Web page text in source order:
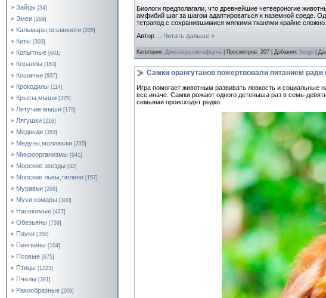
Зайцы [34]
Змеи [269]
Кальмары,осьминоги [205]
Киты [303]
Копытные [601]
Кораллы [163]
Кошачьи [837]
Крокодилы [114]
Крысы,мыши [375]
Летучие мыши [179]
Лягушки [216]
Медведи [353]
Медузы,моллюски [235]
Микроорганизмы [641]
Морские звезды [42]
Морские львы,тюлени [157]
Муравьи [269]
Мухи,комары [300]
Насекомые [427]
Обезьяны [739]
Пауки [350]
Пингвины [104]
Псовые [675]
Птицы [1223]
Пчелы [391]
Ракообразные [209]
Биологи предполагали, что древнейшие четвероногие
амфибий шаг за шагом адаптироваться к наземной среде.
тетрапод с сохранившимися мягкими тканями крайне сложно.
Автор
Читать дальше »
Категория: Динозавры,мегафауна | Просмотров: 207 | Добавил: Sergo |
Самки орангутанов пожертвовали питанием
Игра помогает животным развивать ловкость и социальные
все иначе. Самки рожают одного детеныша раз в семь-
семьями происходят редко.